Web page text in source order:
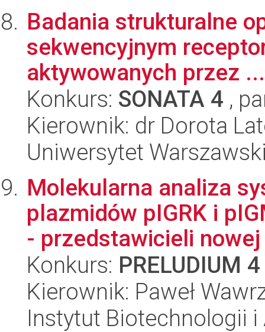
Badania strukturalne
sekwencyjnym
aktywowanych przez ...
Konkurs: SONATA 4 ,
Kierownik: dr Dorota
Uniwersytet
Molekularna analiza
plazmidów pIGRK i
- przedstawicieli
Konkurs: PRELUDIUM 4
Kierownik: Paweł
Instytut Biotechnologii